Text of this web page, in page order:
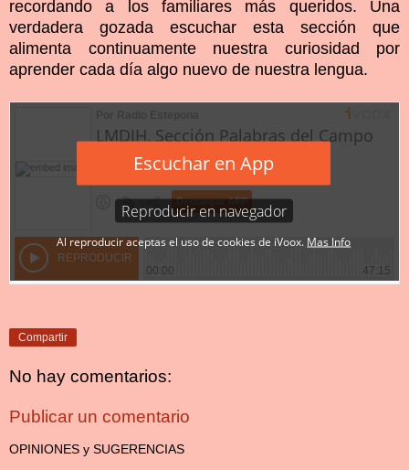
recordando a los familiares más queridos. Una
verdadera gozada escuchar esta sección que
alimenta continuamente nuestra curiosidad por
aprender cada día algo nuevo de nuestra lengua.
Compartir
No hay comentarios:
Publicar un comentario
OPINIONES y SUGERENCIAS